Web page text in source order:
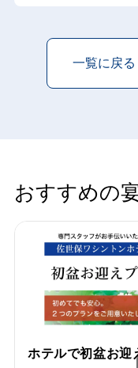
一覧に戻る
おすすめの
ホテルで初盆お迎